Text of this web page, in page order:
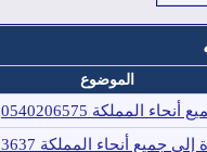
الموضوع
0540206575
أنحاء المملكة 0537213637